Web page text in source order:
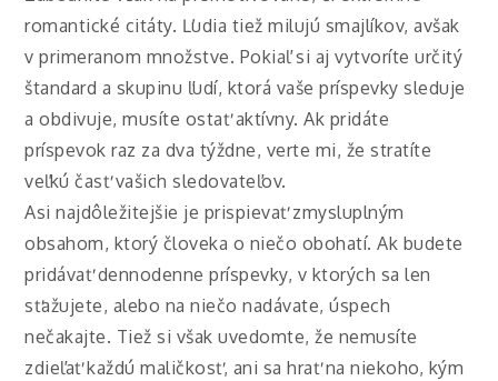
romantické citáty. Ľudia tiež milujú smajlíkov, avšak
v primeranom množstve. Pokiaľ si aj vytvoríte určitý
štandard a skupinu ľudí, ktorá vaše príspevky sleduje
a obdivuje, musíte ostať aktívny. Ak pridáte
príspevok raz za dva týždne, verte mi, že stratíte
veľkú časť vašich sledovateľov.
Asi najdôležitejšie je prispievať zmysluplným
obsahom, ktorý človeka o niečo obohatí. Ak budete
pridávať dennodenne príspevky, v ktorých sa len
sťažujete, alebo na niečo nadávate, úspech
nečakajte. Tiež si však uvedomte, že nemusíte
zdieľať každú maličkosť, ani sa hrať na niekoho, kým